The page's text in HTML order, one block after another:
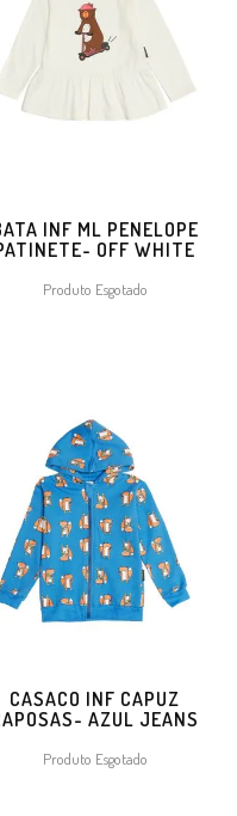
INF ML PENELOPE
OFF WHITE
Produto Esgotado
CASACO INF CAPUZ
AZUL JEANS
Produto Esgotado